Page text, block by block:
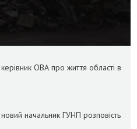
ОВА про життя області в
начальник ГУНП розповість